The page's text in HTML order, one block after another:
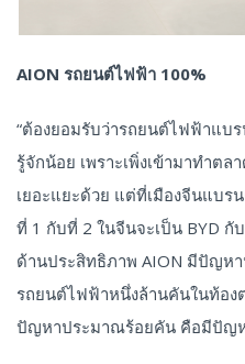
AION รถยนต์ไฟฟ้า 100%
“ต้องยอมรับว่ารถยนต์ไฟฟ้าแบ
รู้จักน้อย เพราะเพิ่งเข้ามาทำต
เยอะแยะด้วย แต่ที่เมืองจีนแบ
ที่ 1 กับที่ 2 ในจีนจะเป็น BYD กั
ด้านประสิทธิภาพ AION มีปัญห
รถยนต์ไฟฟ้าหนึ่งล้านคันในท้อง
ปัญหาประมาณร้อยคัน คือมีปัญ